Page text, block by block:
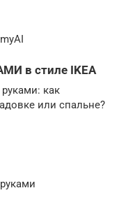
в стиле IKEA
как
или спальне?